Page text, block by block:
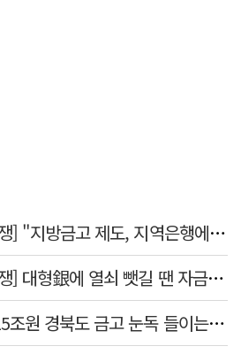
[지자체 금고 유치 전쟁] "지방금고 제도, 지역은행에 불리"
[지자체 금고 유치 전쟁] 대형銀에 열쇠 뺏길 땐 자금 역외 유출→재투자 선순환 붕괴
지역에 기여는 없이 15조원 경북도 금고 눈독 들이는 대형銀